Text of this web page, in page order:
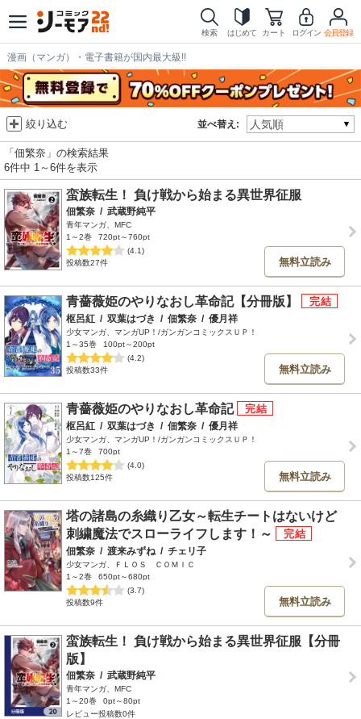
検索 はじめて カート ログイン 会員登録
漫画（マンガ）・電子書籍が国内最大級!!
並べ替え:
絞り込む
「佃繁奈」の検索結果
6件中 1～6件を表示
蛮族転生！ 負け戦から始まる異世界征服
佃繁奈 / 武蔵野純平
青年マンガ、MFC
1～2巻
720pt～760pt
(4.1)
投稿数27件
無料立読み
青薔薇姫のやりなおし革命記【分冊版】
枢呂紅 / 双葉はづき / 佃繁奈 / 優月祥
少女マンガ、マンガUP！/ガンガンコミックスＵＰ！
1～35巻
100pt～200pt
(4.2)
投稿数33件
無料立読み
青薔薇姫のやりなおし革命記
枢呂紅 / 双葉はづき / 佃繁奈 / 優月祥
少女マンガ、マンガUP！/ガンガンコミックスＵＰ！
1～7巻
700pt
(4.0)
投稿数125件
無料立読み
塔の諸島の糸織り乙女～転生チートはないけど
刺繍魔法でスローライフします！～
佃繁奈 / 渡来みずね / チェリ子
少女マンガ、ＦＬＯＳ ＣＯＭＩＣ
1～2巻
650pt～680pt
(3.7)
投稿数9件
無料立読み
蛮族転生！ 負け戦から始まる異世界征服【分冊
版】
佃繁奈 / 武蔵野純平
青年マンガ、MFC
1～20巻
0pt～80pt
レビュー投稿数0件